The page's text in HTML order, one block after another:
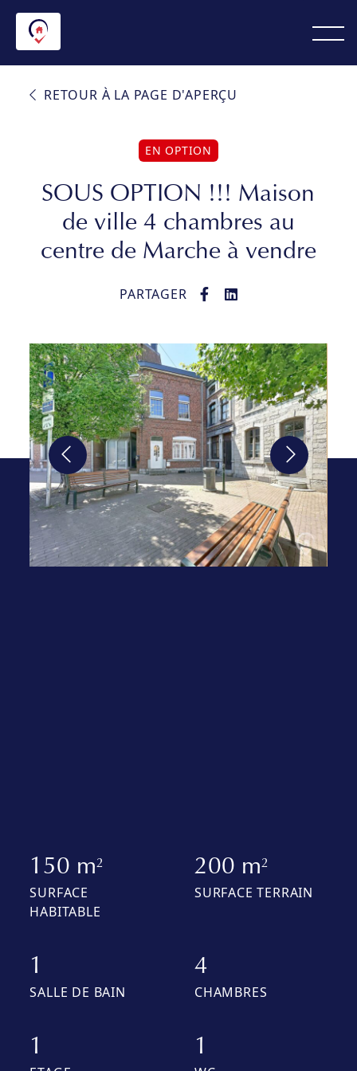
RETOUR À LA PAGE D'APERÇU
EN OPTION
SOUS OPTION !!! Maison
de ville 4 chambres au
centre de Marche à vendre
PARTAGER
150 m2
SURFACE
HABITABLE
200 m2
SURFACE TERRAIN
1
SALLE DE BAIN
4
CHAMBRES
1 1